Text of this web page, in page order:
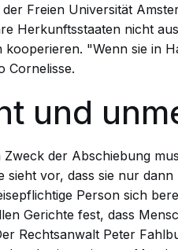
Freien Universität
Herkunftsstaaten nicht
kooperieren. "Wenn sie in
Cornelisse.
und
der Abschiebung
sieht vor, dass sie nur
Person sich
Gerichte fest, dass
Rechtsanwalt Peter